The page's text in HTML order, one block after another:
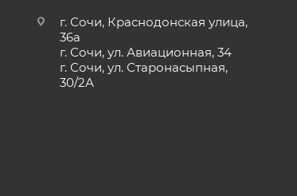
г. Сочи, Краснодонская улица,
36а
г. Сочи, ул. Авиационная, 34
г. Сочи, ул. Старонасыпная,
30/2А